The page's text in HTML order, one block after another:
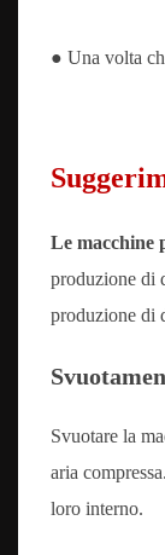
● Una volta
Le macchine
produzione di
produzione di
Svuotare la
aria
loro interno.